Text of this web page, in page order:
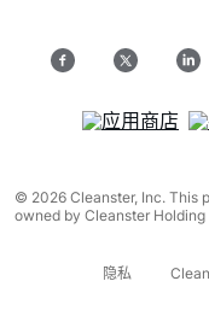
© 2026 Cleanster, Inc. This
owned by Cleanster Holding
隐私